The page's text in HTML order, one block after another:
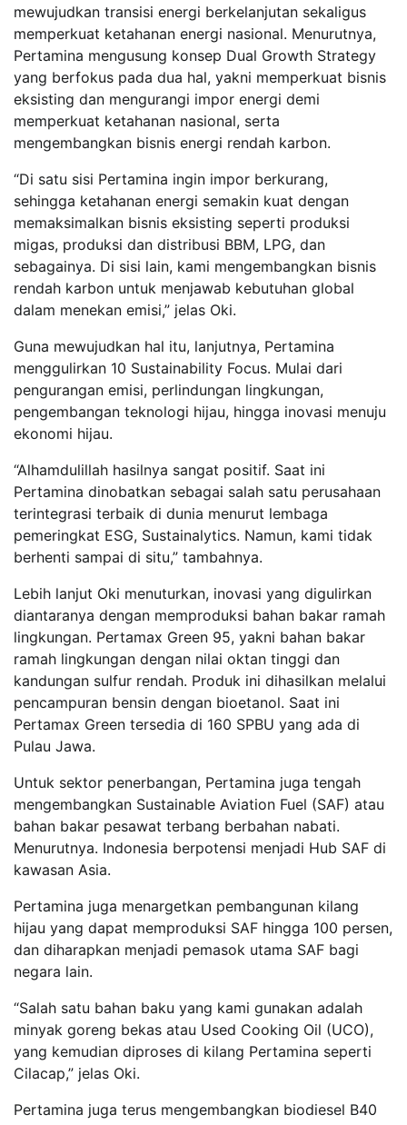
mewujudkan transisi energi berkelanjutan sekaligus
memperkuat ketahanan energi nasional. Menurutnya,
Pertamina mengusung konsep Dual Growth Strategy
yang berfokus pada dua hal, yakni memperkuat bisnis
eksisting dan mengurangi impor energi demi
memperkuat ketahanan nasional, serta
mengembangkan bisnis energi rendah karbon.
“Di satu sisi Pertamina ingin impor berkurang,
sehingga ketahanan energi semakin kuat dengan
memaksimalkan bisnis eksisting seperti produksi
migas, produksi dan distribusi BBM, LPG, dan
sebagainya. Di sisi lain, kami mengembangkan bisnis
rendah karbon untuk menjawab kebutuhan global
dalam menekan emisi,” jelas Oki.
Guna mewujudkan hal itu, lanjutnya, Pertamina
menggulirkan 10 Sustainability Focus. Mulai dari
pengurangan emisi, perlindungan lingkungan,
pengembangan teknologi hijau, hingga inovasi menuju
ekonomi hijau.
“Alhamdulillah hasilnya sangat positif. Saat ini
Pertamina dinobatkan sebagai salah satu perusahaan
terintegrasi terbaik di dunia menurut lembaga
pemeringkat ESG, Sustainalytics. Namun, kami tidak
berhenti sampai di situ,” tambahnya.
Lebih lanjut Oki menuturkan, inovasi yang digulirkan
diantaranya dengan memproduksi bahan bakar ramah
lingkungan. Pertamax Green 95, yakni bahan bakar
ramah lingkungan dengan nilai oktan tinggi dan
kandungan sulfur rendah. Produk ini dihasilkan melalui
pencampuran bensin dengan bioetanol. Saat ini
Pertamax Green tersedia di 160 SPBU yang ada di
Pulau Jawa.
Untuk sektor penerbangan, Pertamina juga tengah
mengembangkan Sustainable Aviation Fuel (SAF) atau
bahan bakar pesawat terbang berbahan nabati.
Menurutnya. Indonesia berpotensi menjadi Hub SAF di
kawasan Asia.
Pertamina juga menargetkan pembangunan kilang
hijau yang dapat memproduksi SAF hingga 100 persen,
dan diharapkan menjadi pemasok utama SAF bagi
negara lain.
“Salah satu bahan baku yang kami gunakan adalah
minyak goreng bekas atau Used Cooking Oil (UCO),
yang kemudian diproses di kilang Pertamina seperti
Cilacap,” jelas Oki.
Pertamina juga terus mengembangkan biodiesel B40